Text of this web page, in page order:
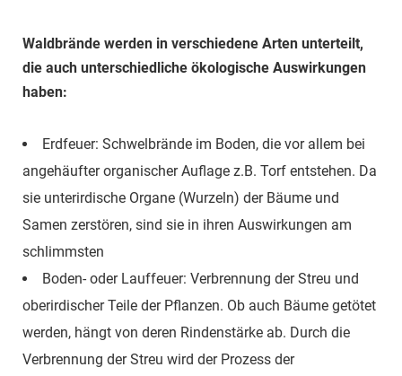
Waldbrände werden in verschiedene Arten unterteilt,
die auch unterschiedliche ökologische Auswirkungen
haben:
Erdfeuer: Schwelbrände im Boden, die vor allem bei
angehäufter organischer Auflage z.B. Torf entstehen. Da
sie unterirdische Organe (Wurzeln) der Bäume und
Samen zerstören, sind sie in ihren Auswirkungen am
schlimmsten
Boden- oder Lauffeuer: Verbrennung der Streu und
oberirdischer Teile der Pflanzen. Ob auch Bäume getötet
werden, hängt von deren Rindenstärke ab. Durch die
Verbrennung der Streu wird der Prozess der